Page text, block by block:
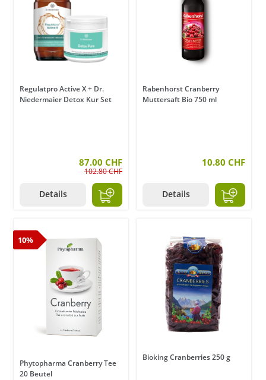
Regulatpro Active X + Dr.
Niedermaier Detox Kur Set
87.00 CHF
102.80 CHF
Details
Rabenhorst Cranberry
Muttersaft Bio 750 ml
10.80 CHF
Details
10%
Phytopharma Cranberry Tee
20 Beutel
Bioking Cranberries 250 g